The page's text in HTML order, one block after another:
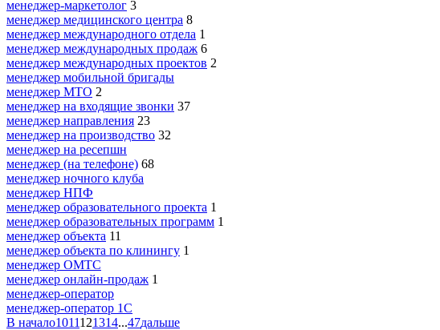
менеджер-маркетолог 3
менеджер медицинского центра 8
менеджер международного отдела 1
менеджер международных продаж 6
менеджер международных проектов 2
менеджер мобильной бригады
менеджер МТО 2
менеджер на входящие звонки 37
менеджер направления 23
менеджер на производство 32
менеджер на ресепшн
менеджер (на телефоне) 68
менеджер ночного клуба
менеджер НПФ
менеджер образовательного проекта 1
менеджер образовательных программ 1
менеджер объекта 11
менеджер объекта по клинингу 1
менеджер ОМТС
менеджер онлайн-продаж 1
менеджер-оператор
менеджер-оператор 1С
В начало1011121314...47дальше